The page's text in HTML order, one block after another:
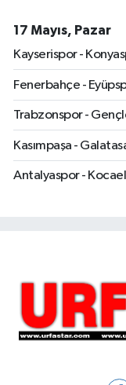
17 Mayıs, Pazar
Kayserispor -
Fenerbahçe -
Trabzonspor -
Kasımpaşa -
Antalyaspor -